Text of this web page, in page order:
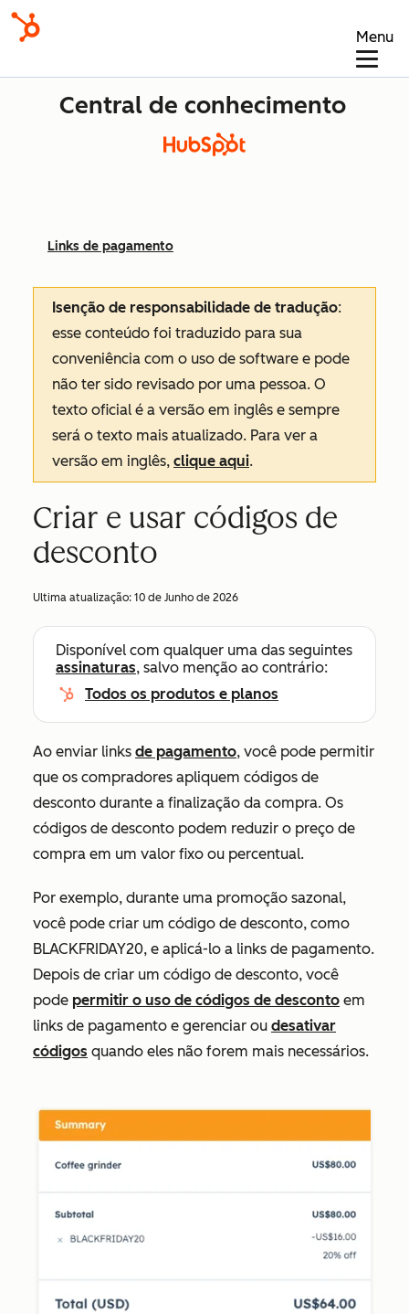
Menu
Central de conhecimento
Links de pagamento
Isenção de responsabilidade de tradução:
esse conteúdo foi traduzido para sua
conveniência com o uso de software e pode
não ter sido revisado por uma pessoa. O
texto oficial é a versão em inglês e sempre
será o texto mais atualizado. Para ver a
versão em inglês, clique aqui.
Criar e usar códigos de
desconto
Ultima atualização: 10 de Junho de 2026
Disponível com qualquer uma das seguintes
assinaturas, salvo menção ao contrário:
Todos os produtos e planos
Ao enviar links de pagamento, você pode permitir
que os compradores apliquem códigos de
desconto durante a finalização da compra. Os
códigos de desconto podem reduzir o preço de
compra em um valor fixo ou percentual.
Por exemplo, durante uma promoção sazonal,
você pode criar um código de desconto, como
BLACKFRIDAY20, e aplicá-lo a links de pagamento.
Depois de criar um código de desconto, você
pode permitir o uso de códigos de desconto em
links de pagamento e gerenciar ou desativar
códigos quando eles não forem mais necessários.